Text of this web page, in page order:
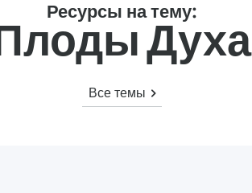
Ресурсы на тему:
Духа
Все темы